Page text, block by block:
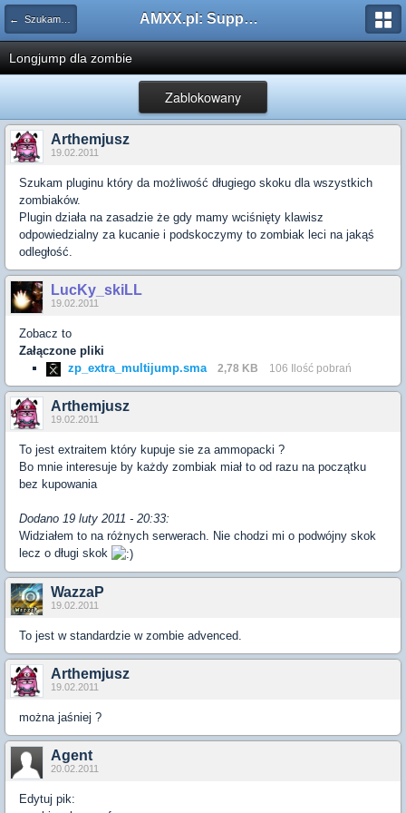
← Szukam pluginu AMXX.pl: Support AMX Mod X i SourceMod
Longjump dla zombie
Zablokowany
Arthemjusz
19.02.2011
Szukam pluginu który da możliwość długiego skoku dla wszystkich
zombiaków.
Plugin działa na zasadzie że gdy mamy wciśnięty klawisz
odpowiedzialny za kucanie i podskoczymy to zombiak leci na jakąś
odległość.
LucKy_skiLL
19.02.2011
Zobacz to
Załączone pliki
zp_extra_multijump.sma
2,78 KB 106 Ilość pobrań
Arthemjusz
19.02.2011
To jest extraitem który kupuje sie za ammopacki ?
Bo mnie interesuje by każdy zombiak miał to od razu na początku
bez kupowania
Dodano 19 luty 2011 - 20:33:
Widziałem to na różnych serwerach. Nie chodzi mi o podwójny skok
lecz o długi skok
WazzaP
19.02.2011
To jest w standardzie w zombie advenced.
Arthemjusz
19.02.2011
można jaśniej ?
Agent
20.02.2011
Edytuj pik: